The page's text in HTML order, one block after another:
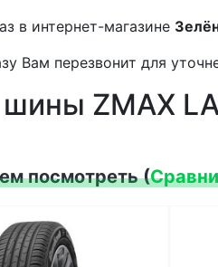
в интернет-магазине
Вам перезвонит для
ZMAX
посмотреть (